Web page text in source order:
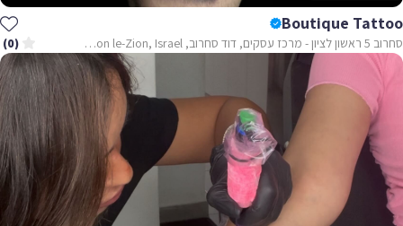
Boutique Tattoo
סחרוב 5 ראשון לציון - מרכז עסקים, דוד סחרוב, Rishon le-Zion, Israel (0)